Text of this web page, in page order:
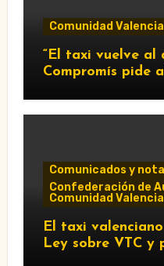
Comunidad
“El taxi vuelve al
Compromís pide
reclame cambios
Comunicados y
Confederación de
Comunidad
El taxi
Ley sobre VTC y